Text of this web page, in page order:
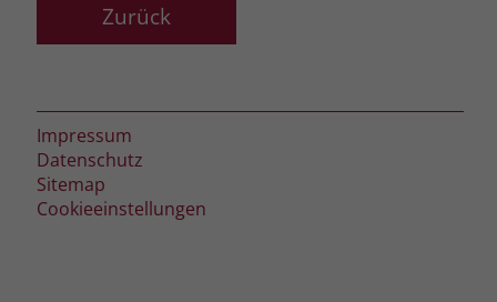
Zurück
Impressum
Datenschutz
Sitemap
Cookieeinstellungen